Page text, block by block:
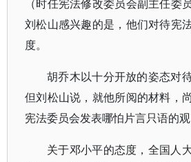
（时任宪法修改委员会副主任委
刘松山感兴趣的是，他们对待宪
度。
胡乔木以十分开放的姿态对
但刘松山说，就他所阅的材料，
宪法委员会发表哪怕片言只语的观
关于邓小平的态度，全国人